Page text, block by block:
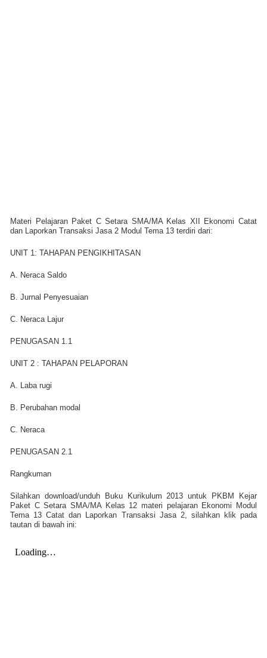
Materi Pelajaran Paket C Setara SMA/MA Kelas XII Ekonomi Catat
dan Laporkan Transaksi Jasa 2 Modul Tema 13 terdiri dari:
UNIT 1: TAHAPAN PENGIKHITASAN
A. Neraca Saldo
B. Jurnal Penyesuaian
C. Neraca Lajur
PENUGASAN 1.1
UNIT 2 : TAHAPAN PELAPORAN
A. Laba rugi
B. Perubahan modal
C. Neraca
PENUGASAN 2.1
Rangkuman
Silahkan download/unduh Buku Kurikulum 2013 untuk PKBM Kejar
Paket C Setara SMA/MA Kelas 12 materi pelajaran Ekonomi Modul
Tema 13 Catat dan Laporkan Transaksi Jasa 2, silahkan klik pada
tautan di bawah ini: